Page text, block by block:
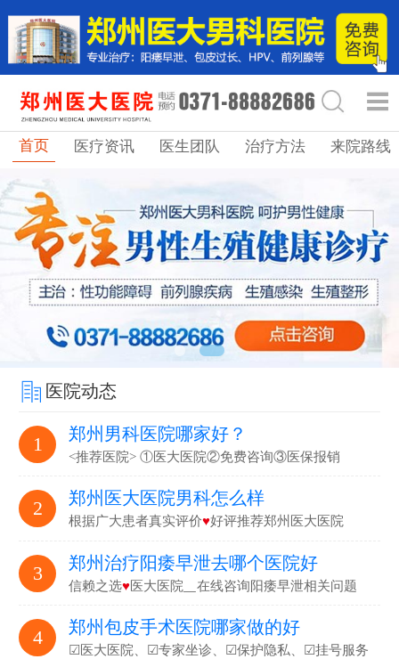
首页 医疗资讯 医生团队 治疗方法 来院路线
医院动态
1 郑州男科医院哪家好？
<推荐医院> ①医大医院②免费咨询③医保报销
2 郑州医大医院男科怎么样
根据广大患者真实评价♥好评推荐郑州医大医院
3 郑州治疗阳痿早泄去哪个医院好
信赖之选♥医大医院▁在线咨询阳痿早泄相关问题
4 郑州包皮手术医院哪家做的好
☑医大医院、☑专家坐诊、☑保护隐私、☑挂号服务